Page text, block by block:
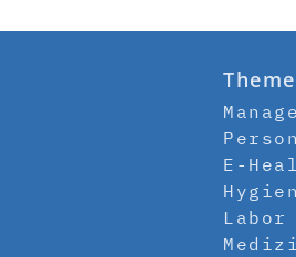
E-
Labor